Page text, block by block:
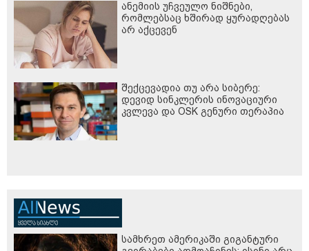
ანემიის უჩვეულო ნიშნები,
რომლებსაც ხშირად ყურადღებას
არ აქცევენ
შექცევადია თუ არა სიბერე:
დევიდ სინკლერის ინოვაციური
კვლევა და OSK გენური თერაპია
სამხრეთ ამერიკაში გიგანტური